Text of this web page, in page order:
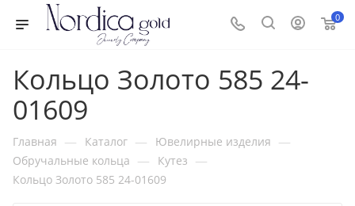
0
Кольцо Золото 585 24-
01609
Главная — Каталог — Ювелирные изделия —
Обручальные кольца — Кутез —
Кольцо Золото 585 24-01609